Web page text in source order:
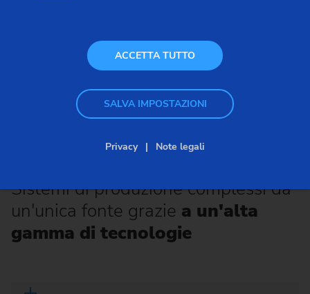
Sistemi di produzione complessi da
un'unica fonte grazie a un'alta
gamma di tecnologie
ACCETTA TUTTO
SALVA IMPOSTAZIONI
Privacy Note legali